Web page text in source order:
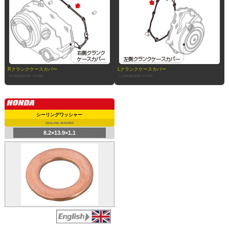
Rクランクケースカバー
R CRANKCASE COVER
Lクランクケースカバー
L CRANKCASE COVER
シーリングワッシャー
SEALING WASHER
8.2×13.9×1.1